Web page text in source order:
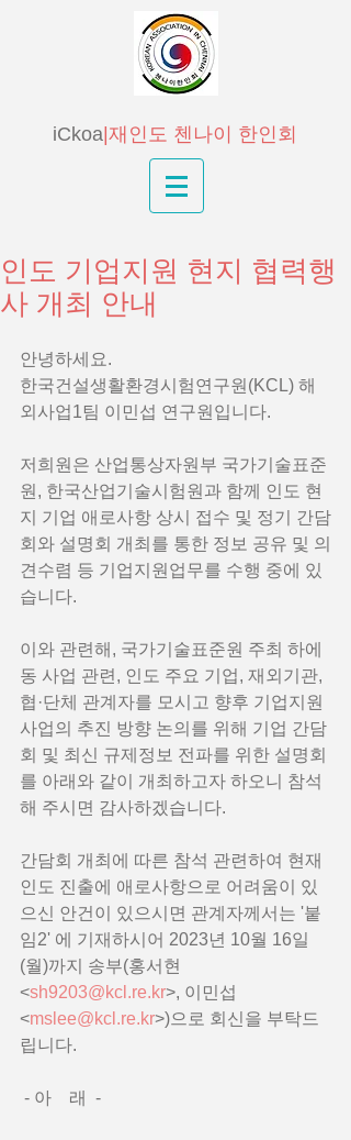
iCkoa |재인도 첸나이 한인회
인도 기업지원 현지 협력행
사 개최 안내
안녕하세요.
한국건설생활환경시험연구원(KCL) 해
외사업1팀 이민섭 연구원입니다.
저희원은 산업통상자원부 국가기술표준
원, 한국산업기술시험원과 함께 인도 현
지 기업 애로사항 상시 접수 및 정기 간담
회와 설명회 개최를 통한 정보 공유 및 의
견수렴 등 기업지원업무를 수행 중에 있
습니다.
이와 관련해, 국가기술표준원 주최 하에
동 사업 관련, 인도 주요 기업, 재외기관,
협·단체 관계자를 모시고 향후 기업지원
사업의 추진 방향 논의를 위해 기업 간담
회 및 최신 규제정보 전파를 위한 설명회
를 아래와 같이 개최하고자 하오니 참석
해 주시면 감사하겠습니다.
간담회 개최에 따른 참석 관련하여 현재
인도 진출에 애로사항으로 어려움이 있
으신 안건이 있으시면 관계자께서는 '붙
임2' 에 기재하시어 2023년 10월 16일
(월)까지 송부(홍서현
<sh9203@kcl.re.kr>, 이민섭
<mslee@kcl.re.kr>)으로 회신을 부탁드
립니다.
- 아    래  -